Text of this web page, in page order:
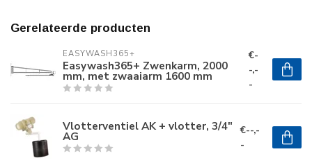
Gerelateerde producten
EASYWASH365+
Easywash365+ Zwenkarm, 2000
mm, met zwaaiarm 1600 mm
€-
-,-
-
Vlotterventiel AK + vlotter, 3/4"
AG
€--,-
-